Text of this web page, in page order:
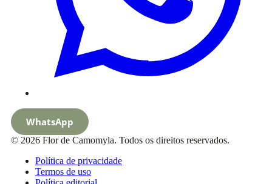
WhatsApp
© 2026 Flor de Camomyla. Todos os direitos reservados.
Política de privacidade
Termos de uso